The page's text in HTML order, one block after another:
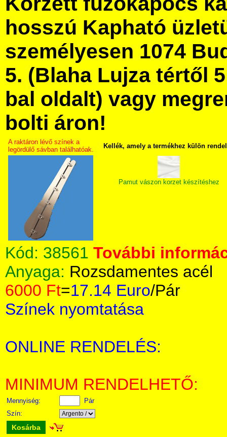
hosszú Kapható
személyesen 1074
5. (Blaha Lujza tértől
bal oldalt) vagy
bolti áron!
A raktáron lévő színek a
legördülő sávban találhatóak.
Kellék, amely a termékhez külön
Pamut vászon korzet készítéshez
Kód: 38561 További
Anyaga: Rozsdamentes acél
6000 Ft=17.14 Euro/Pár
Színek nyomtatása
ONLINE RENDELÉS:
MINIMUM RENDELHETŐ:
Mennyiség:
Pár
Szín:
Kosárba